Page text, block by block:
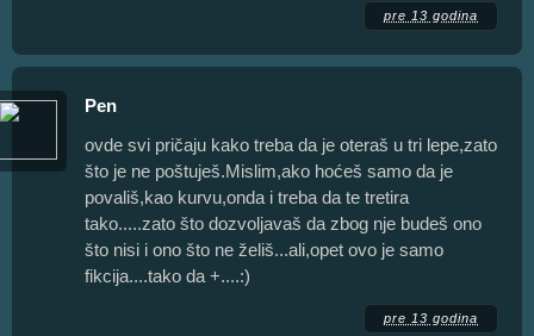
pre 13 godina
Pen
ovde svi pričaju kako treba da je oteraš u tri lepe,zato
što je ne poštuješ.Mislim,ako hoćeš samo da je
povališ,kao kurvu,onda i treba da te tretira
tako.....zato što dozvoljavaš da zbog nje budeš ono
što nisi i ono što ne želiš...ali,opet ovo je samo
fikcija....tako da +....:)
pre 13 godina